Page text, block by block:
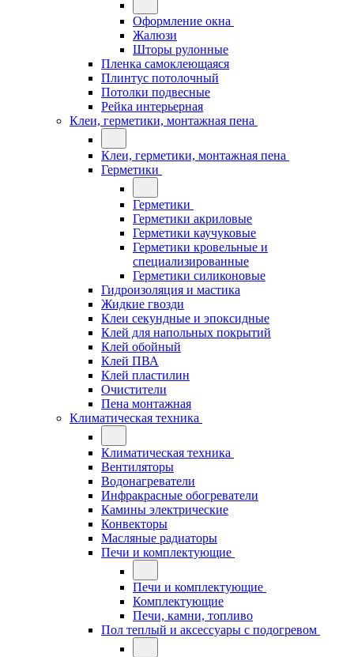
Оформление окна
Жалюзи
Шторы рулонные
Пленка самоклеющаяся
Плинтус потолочный
Потолки подвесные
Рейка интерьерная
Клеи, герметики, монтажная пена
Клеи, герметики, монтажная пена
Герметики
Герметики
Герметики акриловые
Герметики каучуковые
Герметики кровельные и
специализированные
Герметики силиконовые
Гидроизоляция и мастика
Жидкие гвозди
Клеи секундные и эпоксидные
Клей для напольных покрытий
Клей обойный
Клей ПВА
Клей пластилин
Очистители
Пена монтажная
Климатическая техника
Климатическая техника
Вентиляторы
Водонагреватели
Инфракрасные обогреватели
Камины электрические
Конвекторы
Масляные радиаторы
Печи и комплектующие
Печи и комплектующие
Комплектующие
Печи, камни, топливо
Пол теплый и аксессуары с подогревом